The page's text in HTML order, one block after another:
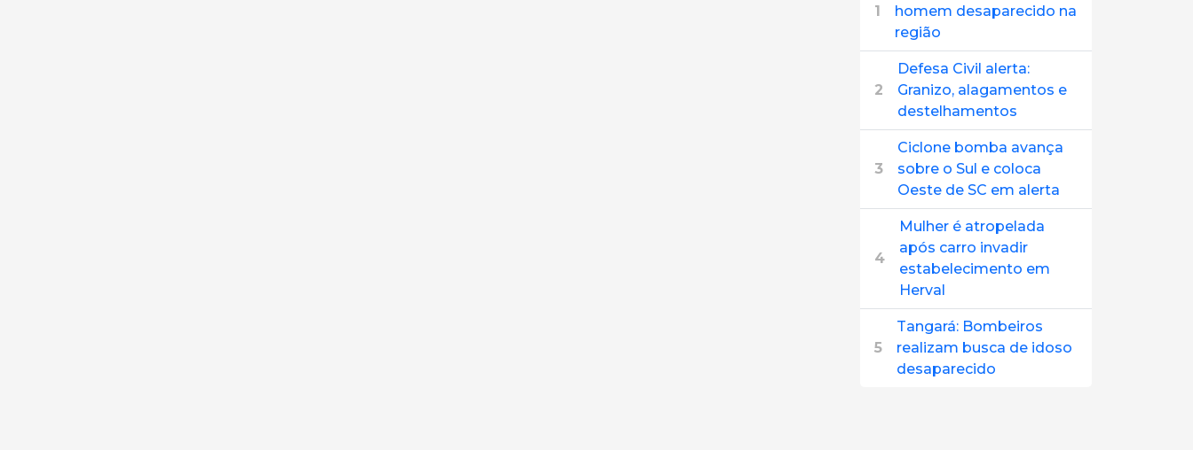
1
homem desaparecido na
região
2
Defesa Civil alerta:
Granizo, alagamentos e
destelhamentos
3
Ciclone bomba avança
sobre o Sul e coloca
Oeste de SC em alerta
4
Mulher é atropelada
após carro invadir
estabelecimento em
Herval
5
Tangará: Bombeiros
realizam busca de idoso
desaparecido